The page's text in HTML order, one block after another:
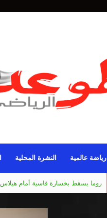
رياضة عالمية النشرة المحلية
مانشستر يونايتد يقدم أسوأ نسخة منذ 38 عاما